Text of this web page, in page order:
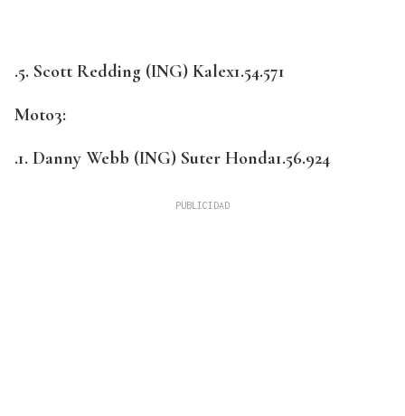
.5. Scott Redding (ING) Kalex1.54.571
Moto3:
.1. Danny Webb (ING) Suter Honda1.56.924